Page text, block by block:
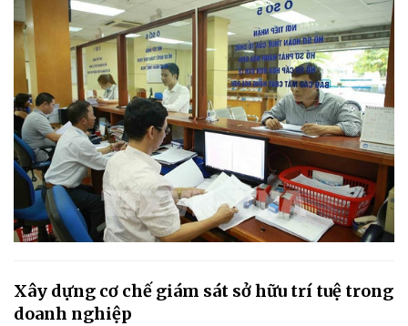
Xây dựng cơ chế giám sát sở hữu trí tuệ trong
doanh nghiệp